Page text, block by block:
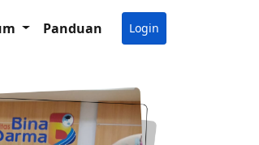
Panduan Login